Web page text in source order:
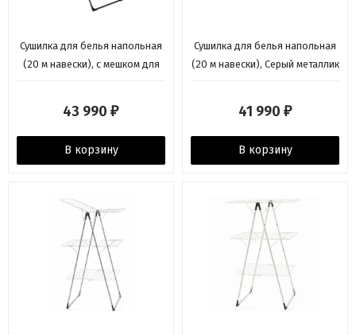
Сушилка для белья напольная
(20 м навески), с мешком для
43 990 ₽
В корзину
Сушилка для белья напольная
(20 м навески), Серый металлик
41 990 ₽
В корзину